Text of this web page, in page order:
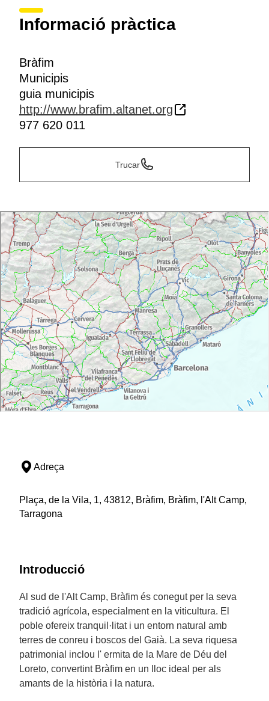
Informació pràctica
Bràfim
Municipis
guia municipis
http://www.brafim.altanet.org
977 620 011
Trucar
Adreça
Plaça, de la Vila, 1, 43812, Bràfim, Bràfim, l'Alt Camp,
Tarragona
Introducció
Al sud de l'Alt Camp, Bràfim és conegut per la seva
tradició agrícola, especialment en la viticultura. El
poble ofereix tranquil·litat i un entorn natural amb
terres de conreu i boscos del Gaià. La seva riquesa
patrimonial inclou l' ermita de la Mare de Déu del
Loreto, convertint Bràfim en un lloc ideal per als
amants de la història i la natura.